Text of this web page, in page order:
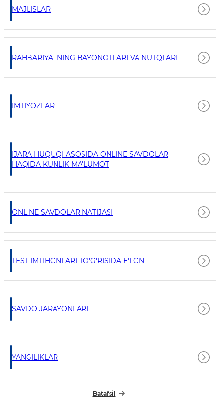
MAJLISLAR
RAHBARIYATNING BAYONOTLARI VA NUTQLARI
IMTIYOZLAR
IJARA HUQUQI ASOSIDA ONLINE SAVDOLAR
HAQIDA KUNLIK MA'LUMOT
ONLINE SAVDOLAR NATIJASI
TEST IMTIHONLARI TO'G'RISIDA E'LON
SAVDO JARAYONLARI
YANGILIKLAR
Batafsil